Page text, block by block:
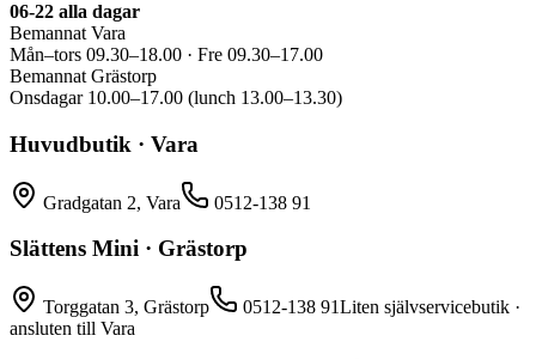
06-22 alla dagar
Bemannat Vara
Mån–tors 09.30–18.00 · Fre 09.30–17.00
Bemannat Grästorp
Onsdagar 10.00–17.00 (lunch 13.00–13.30)
Huvudbutik · Vara
Gradgatan 2, Vara 0512-138 91
Slättens Mini · Grästorp
Torggatan 3, Grästorp 0512-138 91Liten självservicebutik ·
ansluten till Vara